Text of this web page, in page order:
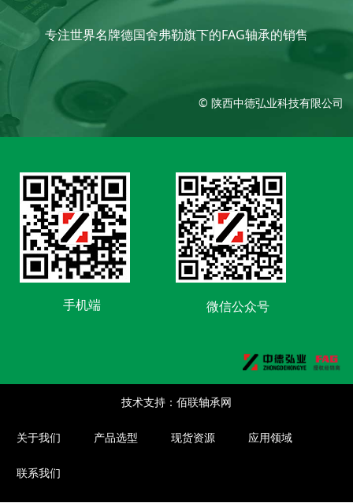
专注世界名牌德国舍弗勒旗下的FAG轴承的销售
© 陕西中德弘业科技有限公司
手机端 微信公众号
技术支持：佰联轴承网
关于我们 产品选型 现货资源 应用领域
联系我们